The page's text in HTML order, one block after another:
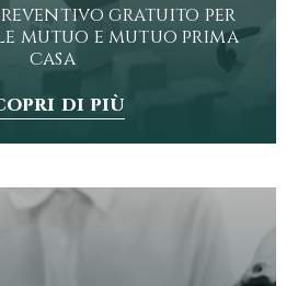
gratuito per
mutuo e mutuo prima
casa
di più